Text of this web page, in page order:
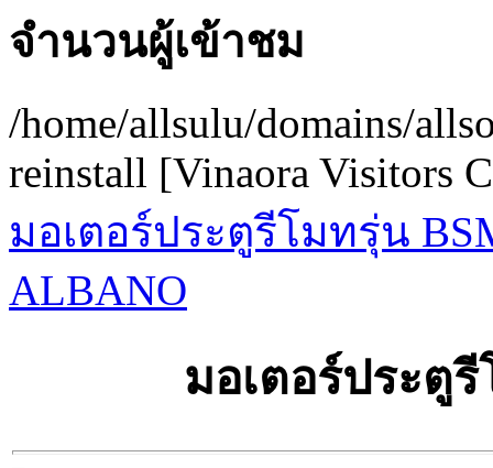
จำนวนผู้เข้าชม
/home/allsulu/domains/
reinstall [Vinaora Visitors
มอเตอร์ประตูรีโมทรุ่น
ALBANO
มอเตอร์ประตู